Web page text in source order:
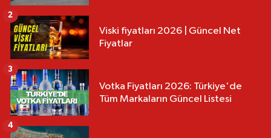
Viski fiyatları 2026 | Güncel Net
Fiyatlar
2
Votka Fiyatları 2026: Türkiye'de
Tüm Markaların Güncel Listesi
3
4